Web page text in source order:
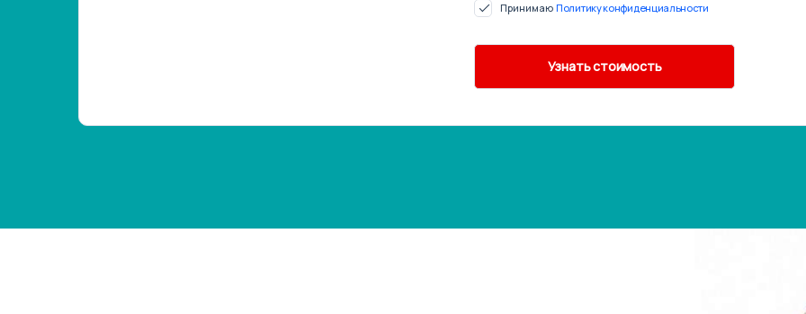
Принимаю Политику конфиденциальности